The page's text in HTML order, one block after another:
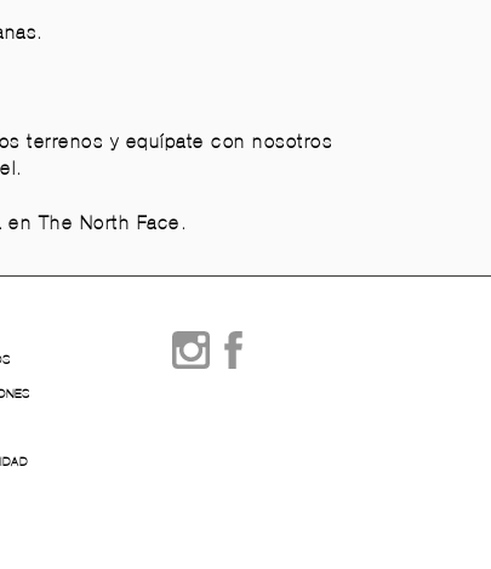
terrenos y equípate con nosotros
The North Face.